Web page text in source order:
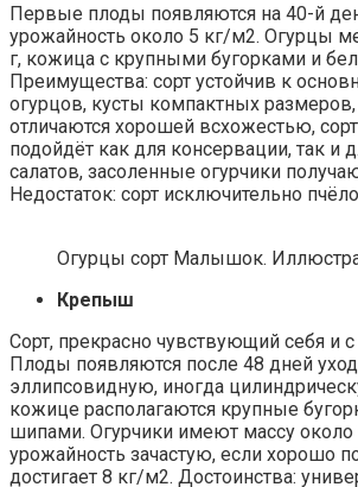
Первые плоды появляются на 40-й
урожайность около 5 кг/м2. Огурцы
г, кожица с крупными бугорками и
Преимущества: сорт устойчив к
огурцов, кусты компактных
отличаются хорошей всхожестью,
подойдёт как для консервации, так и
салатов, засоленные огурчики
Недостаток: сорт исключительно
Огурцы сорт Малышок.
Крепыш
Сорт, прекрасно чувствующий себя и
Плоды появляются после 48 дней
эллипсовидную, иногда
кожице располагаются крупные
шипами. Огурчики имеют массу около
урожайность зачастую, если хорошо
достигает 8 кг/м2. Достоинства: